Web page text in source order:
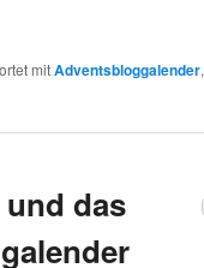
mitAdventsbloggalender,
das